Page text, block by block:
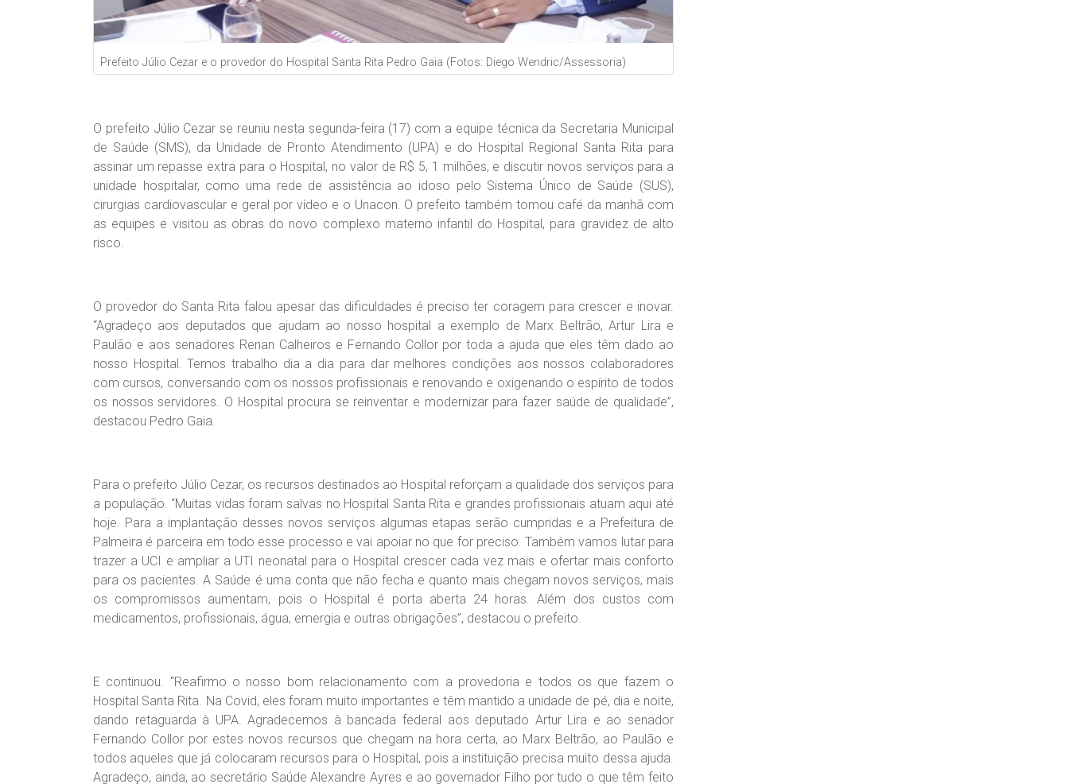
Prefeito Júlio Cezar e o provedor do Hospital Santa Rita Pedro Gaia (Fotos: Diego Wendric/Assessoria)
O prefeito Júlio Cezar se reuniu nesta segunda-feira (17) com a equipe técnica da Secretaria Municipal
de Saúde (SMS), da Unidade de Pronto Atendimento (UPA) e do Hospital Regional Santa Rita para
assinar um repasse extra para o Hospital, no valor de R$ 5, 1 milhões, e discutir novos serviços para a
unidade hospitalar, como uma rede de assistência ao idoso pelo Sistema Único de Saúde (SUS),
cirurgias cardiovascular e geral por vídeo e o Unacon. O prefeito também tomou café da manhã com
as equipes e visitou as obras do novo complexo materno infantil do Hospital, para gravidez de alto
risco.
O provedor do Santa Rita falou apesar das dificuldades é preciso ter coragem para crescer e inovar.
“Agradeço aos deputados que ajudam ao nosso hospital a exemplo de Marx Beltrão, Artur Lira e
Paulão e aos senadores Renan Calheiros e Fernando Collor por toda a ajuda que eles têm dado ao
nosso Hospital. Temos trabalho dia a dia para dar melhores condições aos nossos colaboradores
com cursos, conversando com os nossos profissionais e renovando e oxigenando o espírito de todos
os nossos servidores. O Hospital procura se reinventar e modernizar para fazer saúde de qualidade”,
destacou Pedro Gaia.
Para o prefeito Júlio Cezar, os recursos destinados ao Hospital reforçam a qualidade dos serviços para
a população. “Muitas vidas foram salvas no Hospital Santa Rita e grandes profissionais atuam aqui até
hoje. Para a implantação desses novos serviços algumas etapas serão cumpridas e a Prefeitura de
Palmeira é parceira em todo esse processo e vai apoiar no que for preciso. Também vamos lutar para
trazer a UCI e ampliar a UTI neonatal para o Hospital crescer cada vez mais e ofertar mais conforto
para os pacientes. A Saúde é uma conta que não fecha e quanto mais chegam novos serviços, mais
os compromissos aumentam, pois o Hospital é porta aberta 24 horas. Além dos custos com
medicamentos, profissionais, água, emergia e outras obrigações”, destacou o prefeito.
E continuou. “Reafirmo o nosso bom relacionamento com a provedoria e todos os que fazem o
Hospital Santa Rita. Na Covid, eles foram muito importantes e têm mantido a unidade de pé, dia e noite,
dando retaguarda à UPA. Agradecemos à bancada federal aos deputado Artur Lira e ao senador
Fernando Collor por estes novos recursos que chegam na hora certa, ao Marx Beltrão, ao Paulão e
todos aqueles que já colocaram recursos para o Hospital, pois a instituição precisa muito dessa ajuda.
Agradeço, ainda, ao secretário Saúde Alexandre Ayres e ao governador Filho por tudo o que têm feito